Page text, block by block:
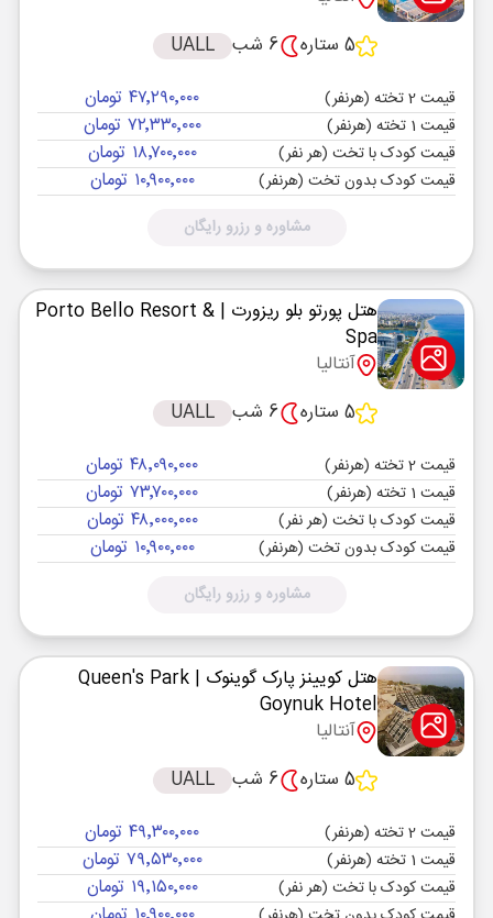
5 ستاره
6 شب UALL
قیمت 2 تخته (هرنفر) ۴۷٬۲۹۰٬۰۰۰ تومان
قیمت 1 تخته (هرنفر) ۷۲٬۳۳۰٬۰۰۰ تومان
قیمت کودک با تخت (هر نفر) ۱۸٬۷۰۰٬۰۰۰ تومان
قیمت کودک بدون تخت (هرنفر) ۱۰٬۹۰۰٬۰۰۰ تومان
مشاوره و رزرو رایگان
هتل پورتو بلو ریزورت
| Porto Bello Resort &
Spa
آنتالیا
5 ستاره
6 شب UALL
قیمت 2 تخته (هرنفر) ۴۸٬۰۹۰٬۰۰۰ تومان
قیمت 1 تخته (هرنفر) ۷۳٬۷۰۰٬۰۰۰ تومان
قیمت کودک با تخت (هر نفر) ۴۸٬۰۰۰٬۰۰۰ تومان
قیمت کودک بدون تخت (هرنفر) ۱۰٬۹۰۰٬۰۰۰ تومان
مشاوره و رزرو رایگان
هتل کویینز پارک گوینوک
| Queen's Park
Goynuk Hotel
آنتالیا
5 ستاره
6 شب UALL
قیمت 2 تخته (هرنفر) ۴۹٬۳۰۰٬۰۰۰ تومان
قیمت 1 تخته (هرنفر) ۷۹٬۵۳۰٬۰۰۰ تومان
قیمت کودک با تخت (هر نفر) ۱۹٬۱۵۰٬۰۰۰ تومان